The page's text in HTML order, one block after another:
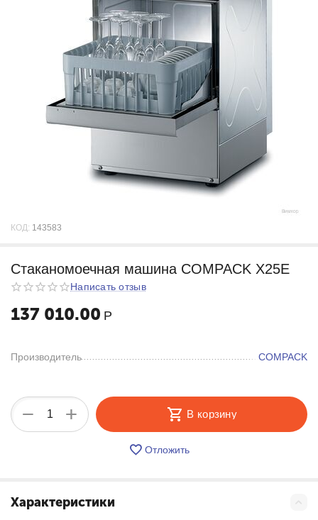
КОД: 143583
Стаканомоечная машина COMPACK X25E
Написать отзыв
137 010.00 Р
Производитель COMPACK
+
− В корзину
Отложить
Характеристики